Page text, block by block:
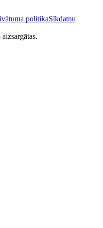
politikaSīkdatņu